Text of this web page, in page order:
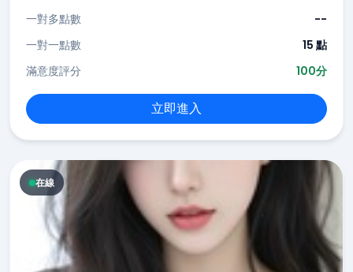
一對多點數
--
一對一點數
15 點
滿意度評分
100分
立即進入
在線